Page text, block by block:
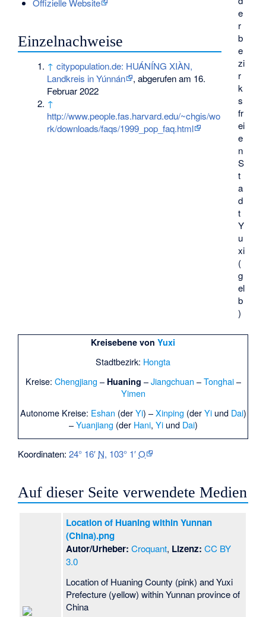
e
r
b
e
zi
r
k
s
fr
ei
e
n
S
t
a
d
t
Y
u
xi
(
g
el
b
)
Offizielle Website
Einzelnachweise
↑ citypopulation.de: HUÁNÍNG XIÀN,
Landkreis in Yúnnán
, abgerufen am 16.
Februar 2022
↑
http://www.people.fas.harvard.edu/~chgis/wo
rk/downloads/faqs/1999_pop_faq.html
Kreisebene von Yuxi
Stadtbezirk: Hongta
Kreise: Chengjiang – Huaning –Jiangchuan –Tonghai–
Yimen
Autonome Kreise: Eshan (derYi) –Xinping (derYiund Dai)
–Yuanjiang (der Hani, Yiund Dai)
Koordinaten:24° 16′ N, 103° 1′O
Auf dieser Seite verwendete Medien
Location of Huaning within Yunnan
(China).png
Autor/Urheber: Croquant, Lizenz: CC BY
3.0
Location of Huaning County (pink) and Yuxi
Prefecture (yellow) within Yunnan province of
China